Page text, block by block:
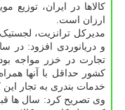
کالاها در ایران،
ارزان است.
مدیرکل ترانزیت، لجستیک
و دریانوردی افزود: در
تجارت در خزر مواجه
کشور حداقل با آنها
خدمات بندری به تجار این
وی تصریح کرد: سال ها